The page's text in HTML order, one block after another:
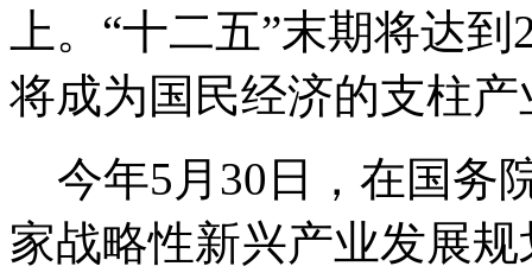
上。“十二五”末期将达
将成为国民经济的支柱产
今年5月30日，在国务
家战略性新兴产业发展